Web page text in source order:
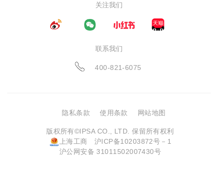
关注我们
联系我们
400-821-6075
隐私条款 使用条款 网站地图
版权所有©IPSA CO., LTD. 保留所有权利
上海工商
沪ICP备10203872号－1
沪公网安备 31011502007430号